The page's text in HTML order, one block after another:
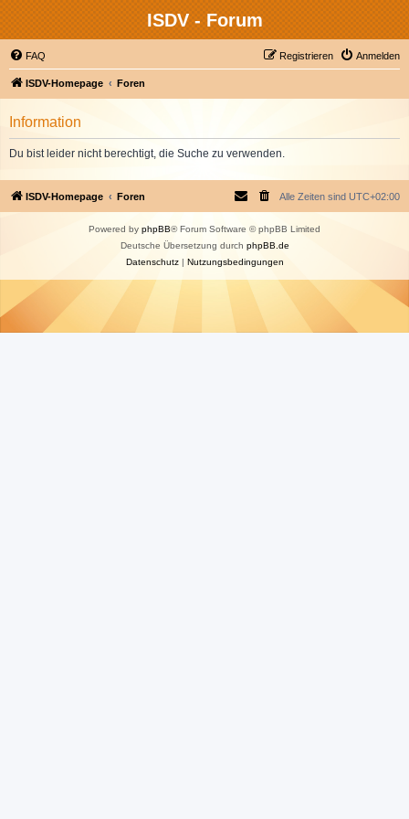
ISDV - Forum
FAQ Anmelden
Registrieren
ISDV-Homepage Foren
Information
Du bist leider nicht berechtigt, die Suche zu verwenden.
ISDV-Homepage Foren Alle Zeiten sind UTC+02:00
Powered by phpBB® Forum Software © phpBB Limited
Deutsche Übersetzung durch phpBB.de
Datenschutz| Nutzungsbedingungen